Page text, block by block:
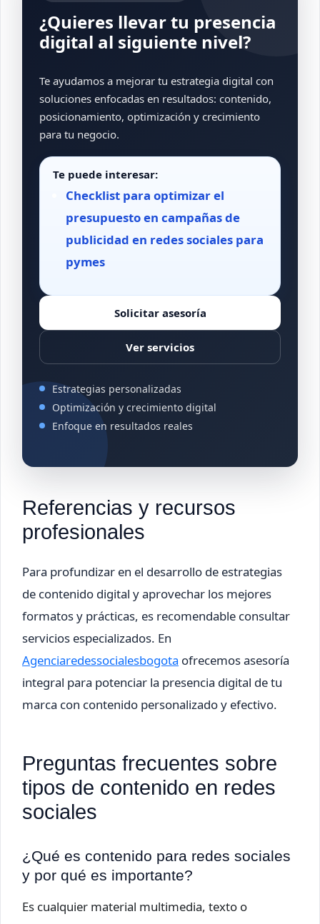
¿Quieres llevar tu presencia
digital al siguiente nivel?
Te ayudamos a mejorar tu estrategia digital con
soluciones enfocadas en resultados: contenido,
posicionamiento, optimización y crecimiento
para tu negocio.
Te puede interesar:
Checklist para optimizar el
presupuesto en campañas de
publicidad en redes sociales para
pymes
Solicitar asesoría
Ver servicios
Estrategias personalizadas
Optimización y crecimiento digital
Enfoque en resultados reales
Referencias y recursos
profesionales
Para profundizar en el desarrollo de estrategias
de contenido digital y aprovechar los mejores
formatos y prácticas, es recomendable consultar
servicios especializados. En
Agenciaredessocialesbogota ofrecemos asesoría
integral para potenciar la presencia digital de tu
marca con contenido personalizado y efectivo.
Preguntas frecuentes sobre
tipos de contenido en redes
sociales
¿Qué es contenido para redes sociales
y por qué es importante?
Es cualquier material multimedia, texto o